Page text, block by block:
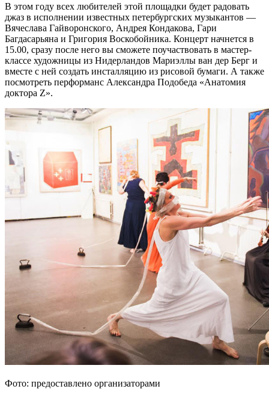
В этом году всех любителей этой площадки будет радовать
джаз в исполнении известных петербургских музыкантов —
Вячеслава Гайворонского, Андрея Кондакова, Гари
Багдасарьяна и Григория Воскобойника. Концерт начнется в
15.00, сразу после него вы сможете поучаствовать в мастер-
классе художницы из Нидерландов Мариэллы ван дер Берг и
вместе с ней создать инсталляцию из рисовой бумаги. А также
посмотреть перформанс Александра Подобеда «Анатомия
доктора Z».
Фото: предоставлено организаторами